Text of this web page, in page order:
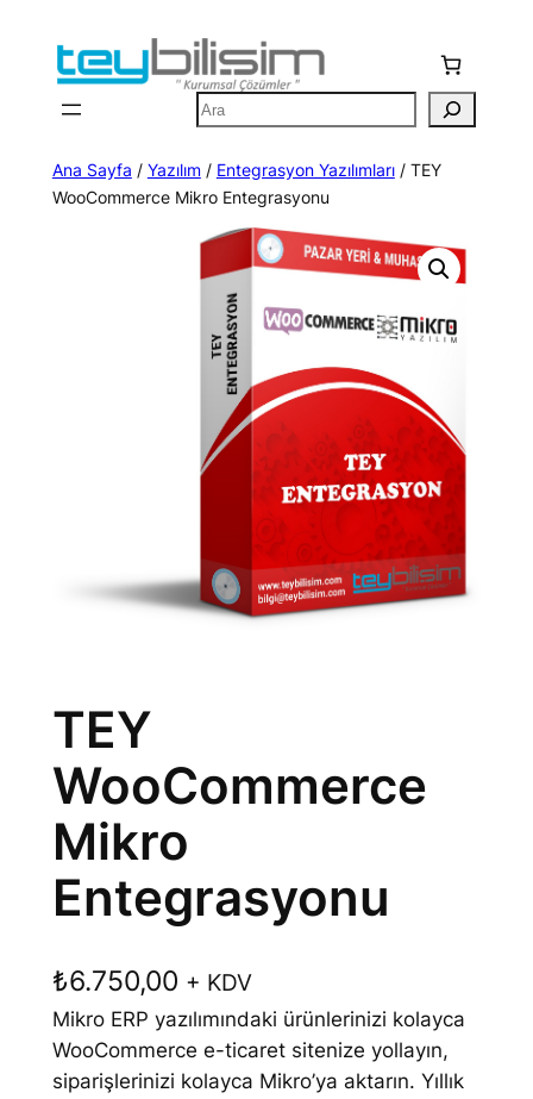
Ara
Ana Sayfa / Yazılım/ Entegrasyon Yazılımları/ TEY
WooCommerce Mikro Entegrasyonu
TEY
WooCommerce
Mikro
Entegrasyonu
₺6.750,00 + KDV
Mikro ERP yazılımındaki ürünlerinizi kolayca
WooCommerce e-ticaret sitenize yollayın,
siparişlerinizi kolayca Mikro’ya aktarın. Yıllık